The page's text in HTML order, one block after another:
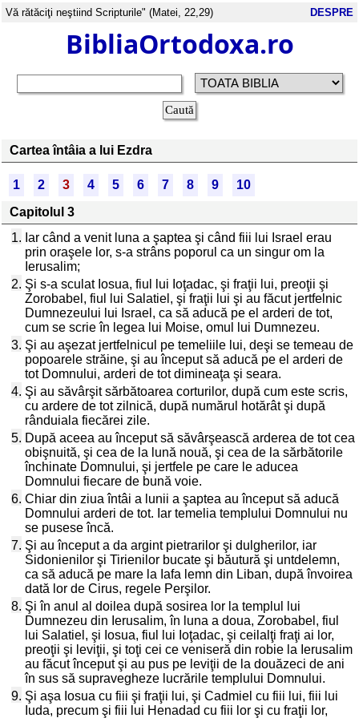
Vă rătăciţi neştiind Scripturile" (Matei, 22,29) DESPRE
BibliaOrtodoxa.ro
Cartea întâia a lui Ezdra
1 2 3 4 5 6 7 8 9
10
Capitolul 3
1. Iar când a venit luna a şaptea şi când fiii lui Israel erau
prin oraşele lor, s-a strâns poporul ca un singur om la
Ierusalim;
2. Şi s-a sculat Iosua, fiul lui Ioţadac, şi fraţii lui, preoţii şi
Zorobabel, fiul lui Salatiel, şi fraţii lui şi au făcut jertfelnic
Dumnezeului lui Israel, ca să aducă pe el arderi de tot,
cum se scrie în legea lui Moise, omul lui Dumnezeu.
3. Şi au aşezat jertfelnicul pe temeliile lui, deşi se temeau de
popoarele străine, şi au început să aducă pe el arderi de
tot Domnului, arderi de tot dimineaţa şi seara.
4. Şi au săvârşit sărbătoarea corturilor, după cum este scris,
cu ardere de tot zilnică, după numărul hotărât şi după
rânduiala fiecărei zile.
5. După aceea au început să săvârşească arderea de tot cea
obişnuită, şi cea de la lună nouă, şi cea de la sărbătorile
închinate Domnului, şi jertfele pe care le aducea
Domnului fiecare de bună voie.
6. Chiar din ziua întâi a lunii a şaptea au început să aducă
Domnului arderi de tot. Iar temelia templului Domnului nu
se pusese încă.
7. Şi au început a da argint pietrarilor şi dulgherilor, iar
Sidonienilor şi Tirienilor bucate şi băutură şi untdelemn,
ca să aducă pe mare la Iafa lemn din Liban, după învoirea
dată lor de Cirus, regele Perşilor.
8. Şi în anul al doilea după sosirea lor la templul lui
Dumnezeu din Ierusalim, în luna a doua, Zorobabel, fiul
lui Salatiel, şi Iosua, fiul lui Ioţadac, şi ceilalţi fraţi ai lor,
preoţii şi leviţii, şi toţi cei ce veniseră din robie la Ierusalim
au făcut început şi au pus pe leviţii de la douăzeci de ani
în sus să supravegheze lucrările templului Domnului.
9. Şi aşa Iosua cu fiii şi fraţii lui, şi Cadmiel cu fiii lui, fiii lui
Iuda, precum şi fiii lui Henadad cu fiii lor şi cu fraţii lor,